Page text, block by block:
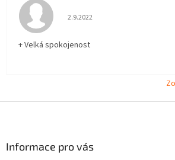
Hodnocení obchodu je 5 z 5
2.9.2022
+ Velká spokojenost
Informace pro vás